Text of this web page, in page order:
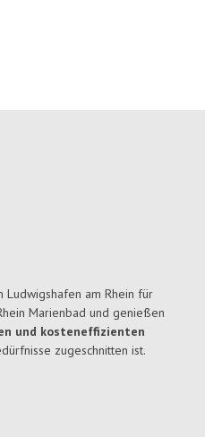
Ludwigshafen am Rhein für
Marienbad und genießen
und kosteneffizienten
zugeschnitten ist.